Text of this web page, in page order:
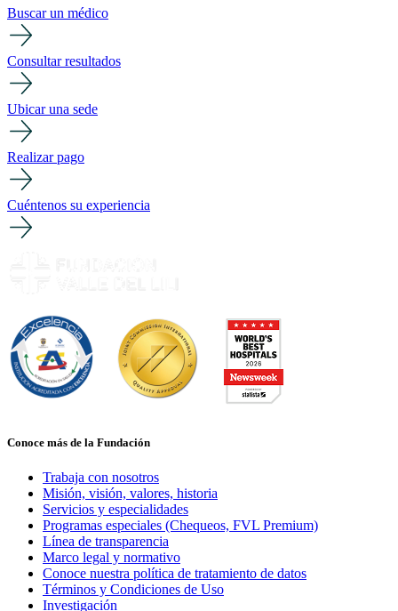
Buscar un médico
Consultar resultados
Ubicar una sede
Realizar pago
Cuéntenos su experiencia
Conoce más de la Fundación
Trabaja con nosotros
Misión, visión, valores, historia
Servicios y especialidades
Programas especiales (Chequeos, FVL Premium)
Línea de transparencia
Marco legal y normativo
Conoce nuestra política de tratamiento de datos
Términos y Condiciones de Uso
Investigación